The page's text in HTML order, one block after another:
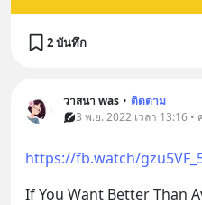
2 บันทึก
วาสนา was • ติดตาม
3 พ.ย. 2022 เวลา 13:16
https://fb.watch/
If You Want Better Than